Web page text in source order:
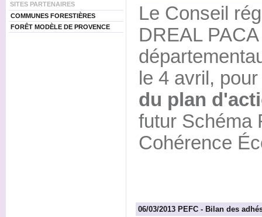
SITES PARTENAIRES
COMMUNES FORESTIÈRES
FORÊT MODÈLE DE PROVENCE
Le Conseil
DREAL
le 4 avril,
du plan
futur Schéma
Cohérence
06/03/2013 PEFC - Bilan des